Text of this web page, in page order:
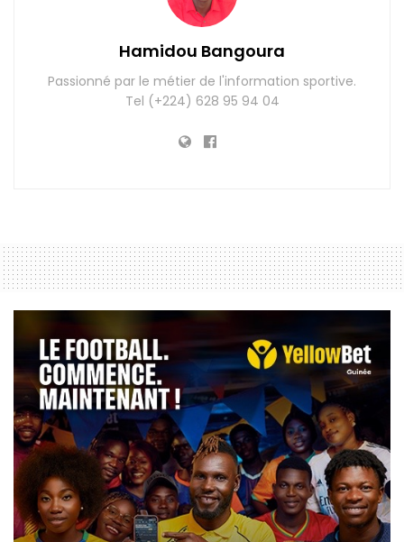
Hamidou Bangoura
Passionné par le métier de l'information sportive.
Tel (+224) 628 95 94 04